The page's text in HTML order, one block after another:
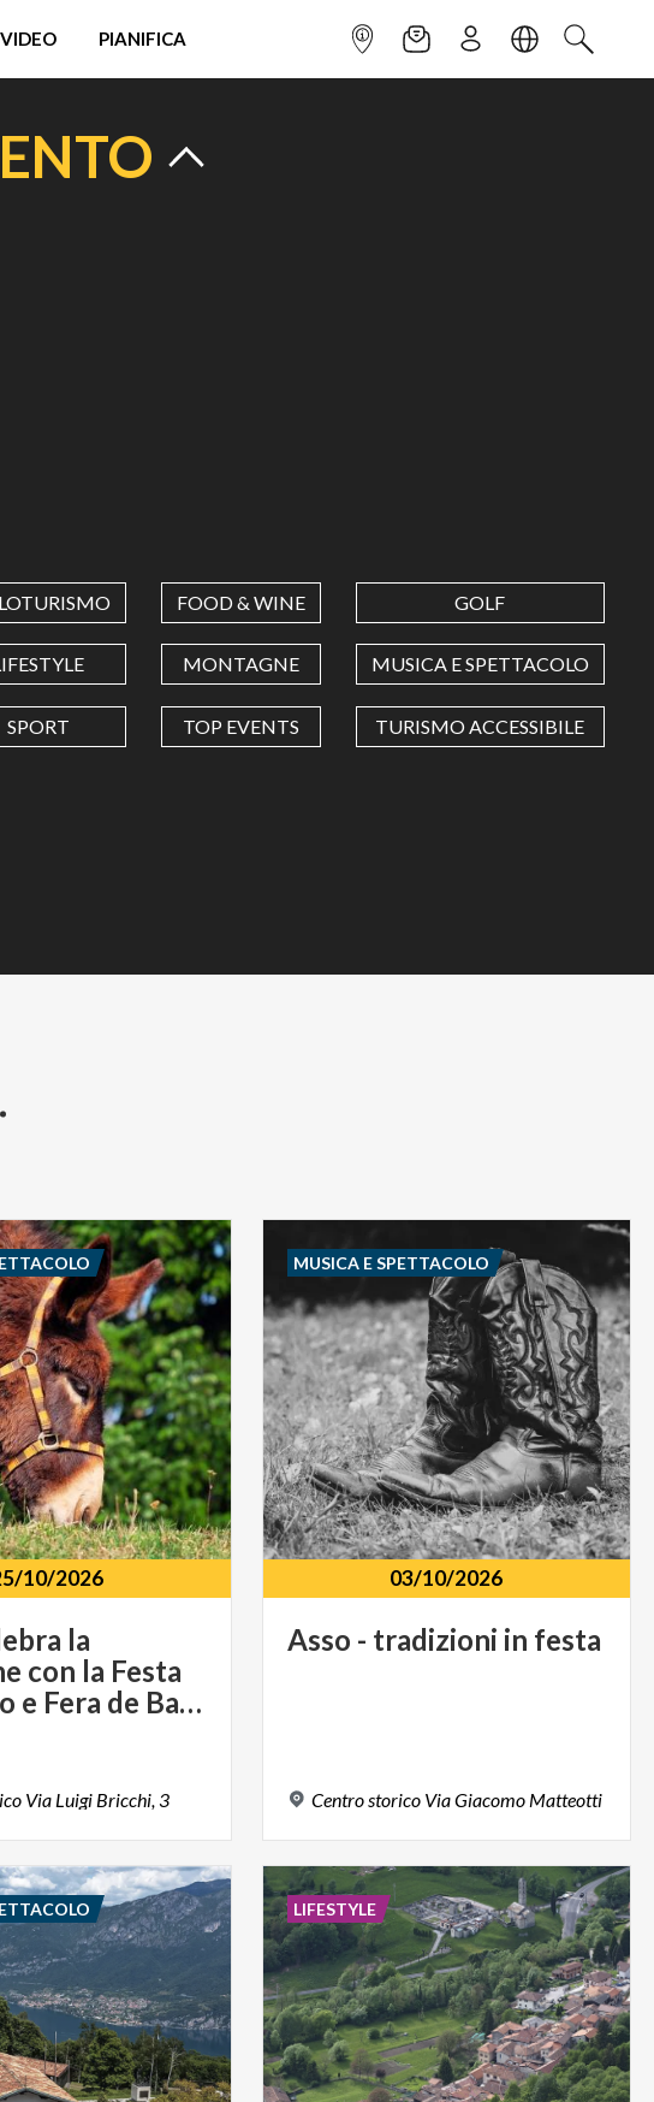
VIDEO PIANIFICA INFOPOINTNEWSLETTER
ISCRIVITILINGUACERCA
FOOD & WINE GOLF
MONTAGNE MUSICA E SPETTACOLO
SPORT TOP EVENTS TURISMO ACCESSIBILE
10/2026
la
con la Festa
dell’Asino e Fera de Barni
Via Luigi Bricchi, 3
03/10/2026
Asso - tradizioni in festa
Centro storico ViaGiacomo Matteotti
MUSICA E SPETTACOLO
LIFESTYLE